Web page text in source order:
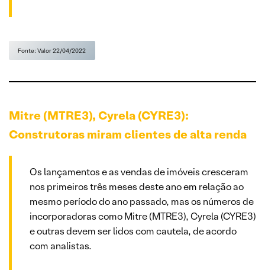
Fonte: Valor 22/04/2022
Mitre (MTRE3), Cyrela (CYRE3):
Construtoras miram clientes de alta renda
Os lançamentos e as vendas de imóveis cresceram
nos primeiros três meses deste ano em relação ao
mesmo período do ano passado, mas os números de
incorporadoras como Mitre (MTRE3), Cyrela (CYRE3)
e outras devem ser lidos com cautela, de acordo
com analistas.